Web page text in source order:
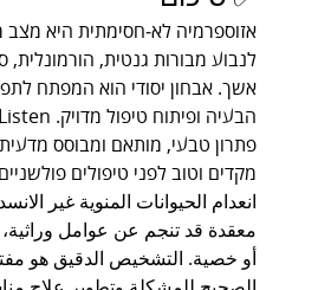
אזוספרמיה לא‑חסימתית היא מצב
לנבוע מבורות גנטית, הורמונלית,
אשך. אבחון יסודי הוא המפתח
פתרון טבעי, מותאם ומבוסס
מקדים וטוב לפני טיפולים
انعدام الحيوانات المنوية غير
معقدة قد تنجم عن عوامل وراثية،
أو خصية. التشخيص الدقيق هو